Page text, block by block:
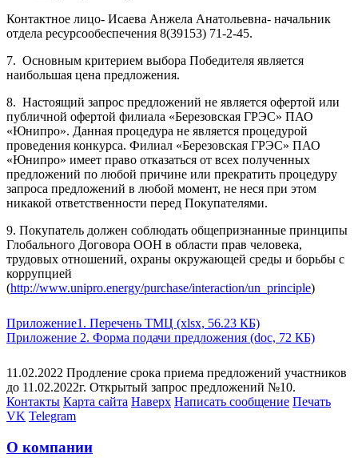
Контактное лицо- Исаева Анжела Анатольевна- начальник
отдела ресурсообеспечения 8(39153) 71-2-45.
7. Основным критерием выбора Победителя является
наибольшая цена предложения.
8. Настоящий запрос предложений не является офертой или
публичной офертой филиала «Березовская ГРЭС» ПАО
«Юнипро». Данная процедура не является процедурой
проведения конкурса. Филиал «Березовская ГРЭС» ПАО
«Юнипро» имеет право отказаться от всех полученных
предложений по любой причине или прекратить процедуру
запроса предложений в любой момент, не неся при этом
никакой ответственности перед Покупателями.
9. Покупатель должен соблюдать общепризнанные принципы
Глобального Договора ООН в области прав человека,
трудовых отношений, охраны окружающей среды и борьбы с
коррупцией
(http://www.unipro.energy/purchase/interaction/un_principle)
Приложение1. Перечень ТМЦ (xlsx, 56.23 КБ)
Приложение 2. Форма подачи предложения (doc, 72 КБ)
11.02.2022 Продление срока приема предложений участников
до 11.02.2022г. Открытый запрос предложений №10.
Контакты Карта сайта Наверх Написать сообщение Печать
VK Telegram
О компании